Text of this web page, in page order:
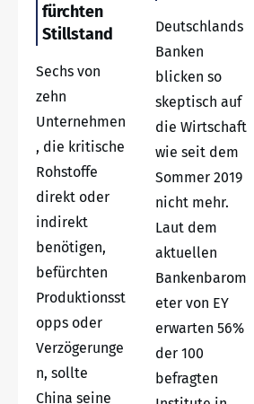
fürchten
Stillstand
Sechs von
zehn
Unternehmen
, die kritische
Rohstoffe
direkt oder
indirekt
benötigen,
befürchten
Produktionsst
opps oder
Verzögerunge
n, sollte
China seine
Deutschlands
Banken
blicken so
skeptisch auf
die Wirtschaft
wie seit dem
Sommer 2019
nicht mehr.
Laut dem
aktuellen
Bankenbarom
eter von EY
erwarten 56%
der 100
befragten